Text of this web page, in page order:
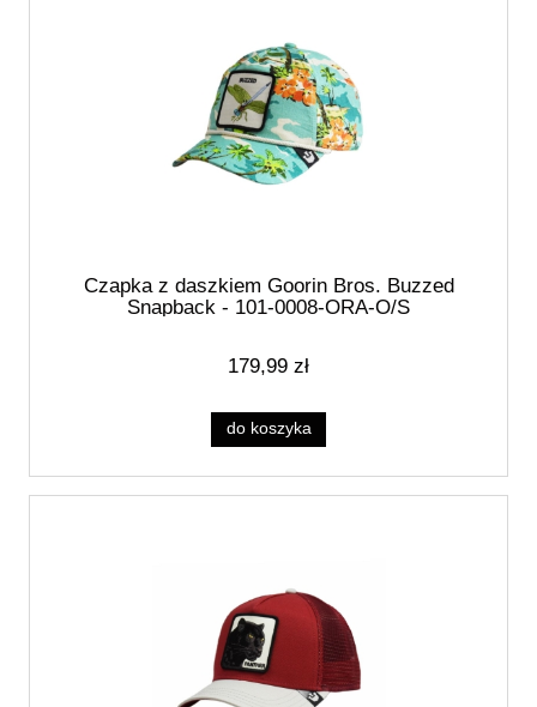
Czapka z daszkiem Goorin Bros. Buzzed
Snapback - 101-0008-ORA-O/S
179,99 zł
do koszyka